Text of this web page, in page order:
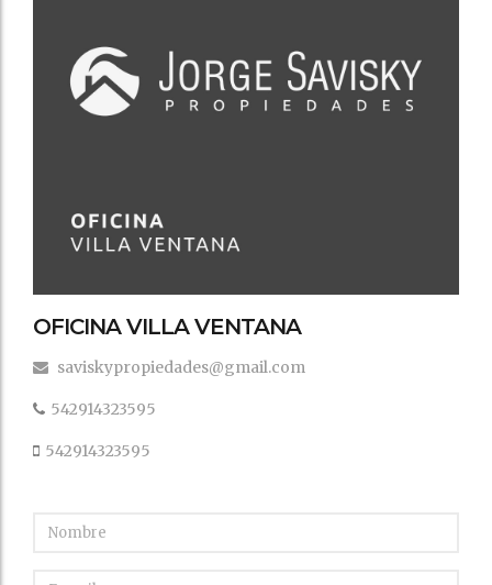
OFICINA VILLA VENTANA
saviskypropiedades@gmail.com
542914323595
542914323595